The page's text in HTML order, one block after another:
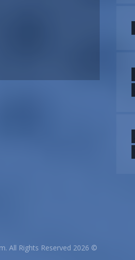
© 2026 sadaelfurat fm. All Rights Reserved.